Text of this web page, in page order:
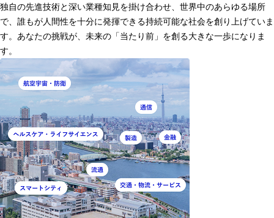
独自の先進技術と深い業種知見を掛け合わせ、世界中のあらゆる場所
で、誰もが人間性を十分に発揮できる持続可能な社会を創り上げていま
す。あなたの挑戦が、未来の「当たり前」を創る大きな一歩になりま
す。